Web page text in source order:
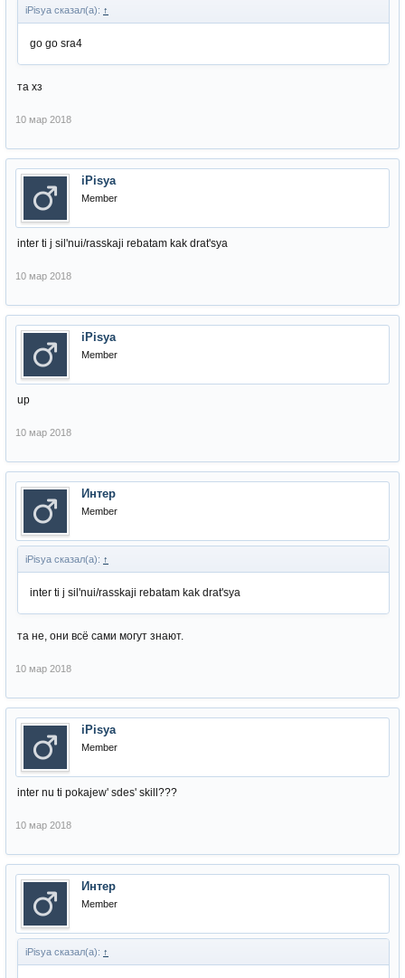
iPisya сказал(а): ↑
go go sra4
та хз
10 мар 2018
iPisya
Member
inter ti j sil'nui/rasskaji rebatam kak drat'sya
10 мар 2018
iPisya
Member
up
10 мар 2018
Интер
Member
iPisya сказал(а): ↑
inter ti j sil'nui/rasskaji rebatam kak drat'sya
та не, они всё сами могут знают.
10 мар 2018
iPisya
Member
inter nu ti pokajew' sdes' skill???
10 мар 2018
Интер
Member
iPisya сказал(а): ↑